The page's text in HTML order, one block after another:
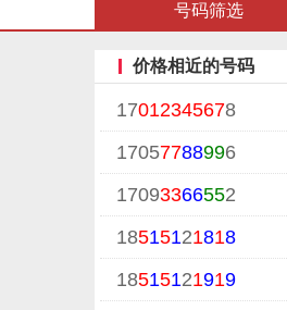
号码筛选
价格相近的号码
17012345678
17057788996
17093366552
18515121818
18515121919